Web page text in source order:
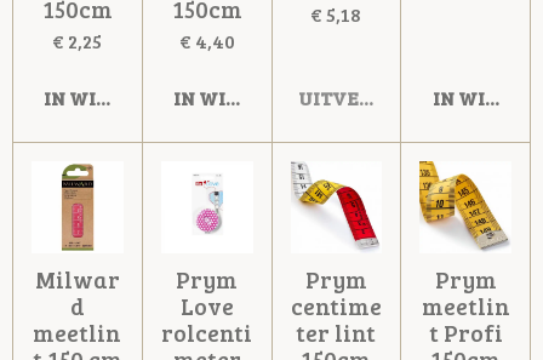
150cm
€ 2,25
IN WINKELWAGEN
150cm
€ 4,40
IN WINKELWAGEN
€ 5,18
UITVERKOCHTIN
Milwar
d
meetlin
Prym
Love
rolcenti
Prym
centime
ter lint
Prym
meetlin
t Profi